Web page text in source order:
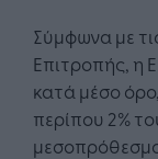
Σύμφωνα με
Επιτροπής, η
κατά μέσο
περίπου 2%